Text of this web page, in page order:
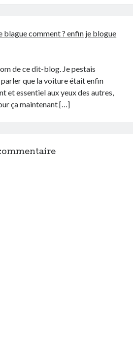
blague comment ? enfin je blogue
de ce dit-blog. Je pestais
que la voiture était enfin
et essentiel aux yeux des autres,
ça maintenant […]